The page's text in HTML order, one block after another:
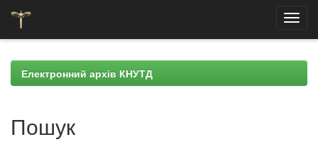
navigationЕлектронний архів КНУТД
Пошук